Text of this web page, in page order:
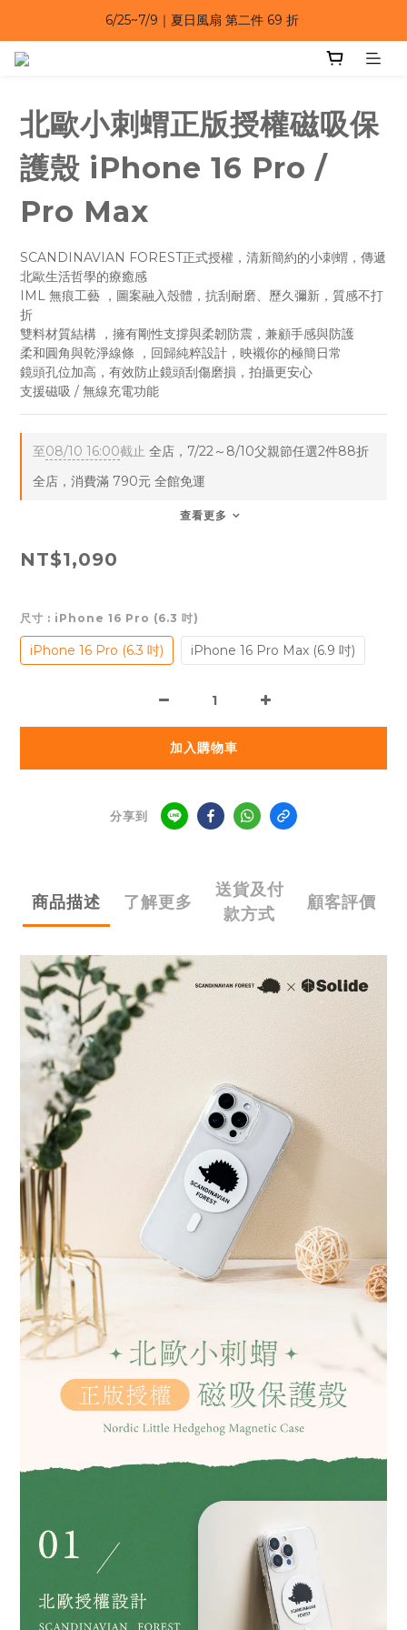
6/25~7/9｜夏日風扇 第二件 69 折
6/25~7/9｜夏日風扇 第二件 69 折
北歐小刺蝟正版授權磁吸保
護殼 iPhone 16 Pro /
Pro Max
SCANDINAVIAN FOREST正式授權，清新簡約的小刺蝟，傳遞
北歐生活哲學的療癒感
IML 無痕工藝 ，圖案融入殼體，抗刮耐磨、歷久彌新，質感不打
折
雙料材質結構 ，擁有剛性支撐與柔韌防震，兼顧手感與防護
柔和圓角與乾淨線條 ，回歸純粹設計，映襯你的極簡日常
鏡頭孔位加高，有效防止鏡頭刮傷磨損，拍攝更安心
支援磁吸 / 無線充電功能
至08/10 16:00截止 全店，7/22～8/10父親節任選2件88折
全店，消費滿 790元 全館免運
查看更多
NT$1,090
尺寸 : iPhone 16 Pro (6.3 吋)
iPhone 16 Pro (6.3 吋) iPhone 16 Pro Max (6.9 吋)
加入購物車
分享到
商品描述 了解更多
送貨及付
款方式
顧客評價